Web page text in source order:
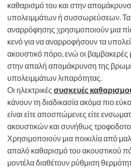
καθαρισμό του και στην
υπολειμμάτων ή συσσωρεύσεων. Τα
αναρρόφησης χρησιμοποιούν μια
κενό για να αναρροφήσουν τα
ακουστικό πόρο, ενώ οι
στην απαλή απομάκρυνση της
υπολειμμάτων λιπαρότητας.
Οι ηλεκτρικές συσκευές
κάνουν τη διαδικασία ακόμα πιο
είναι είτε αποσπώμενες είτε
ακουστικών και συνήθως
Χρησιμοποιούν μια ποικιλία από
απαλό καθαρισμό του ακουστικού
μοντέλα διαθέτουν ρύθμιση